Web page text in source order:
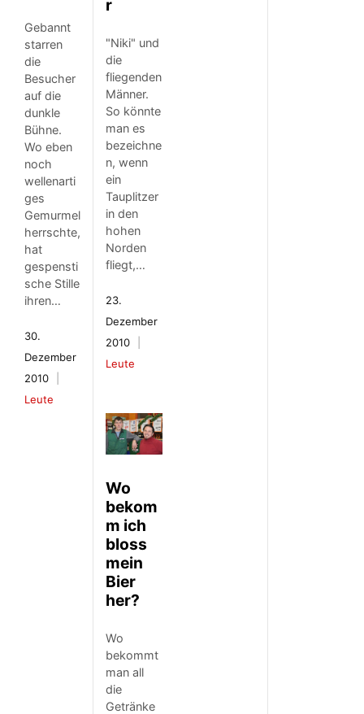
Gebannt
starren
die
Besucher
auf die
dunkle
Bühne.
Wo eben
noch
wellenarti
ges
Gemurmel
herrschte,
hat
gespensti
sche Stille
ihren…
30.
Dezember
2010
Leute
r
"Niki" und
die
fliegenden
Männer.
So könnte
man es
bezeichne
n, wenn
ein
Tauplitzer
in den
hohen
Norden
fliegt,…
23.
Dezember
2010
Leute
Wo
bekom
m ich
bloss
mein
Bier
her?
Wo
bekommt
man all
die
Getränke